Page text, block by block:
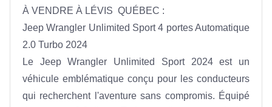
À VENDRE À LÉVIS  QUÉBEC :
Jeep Wrangler Unlimited Sport 4 portes Automatique
2.0 Turbo 2024
Le Jeep Wrangler Unlimited Sport 2024 est un
véhicule emblématique conçu pour les conducteurs
qui recherchent l'aventure sans compromis. Équipé